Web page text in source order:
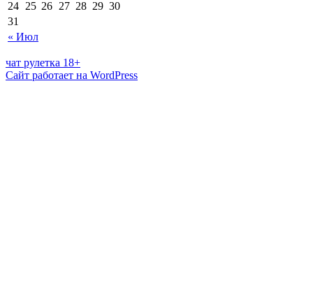
« Июл
24 25 26 27 28 29 30
31
чат рулетка 18+
Сайт работает на WordPress